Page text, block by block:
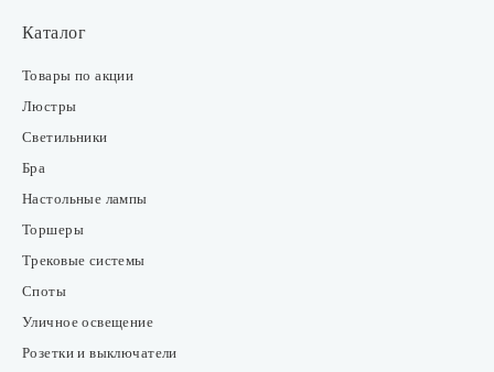
Каталог
Товары по акции
Люстры
Светильники
Бра
Настольные лампы
Торшеры
Трековые системы
Споты
Уличное освещение
Розетки и выключатели